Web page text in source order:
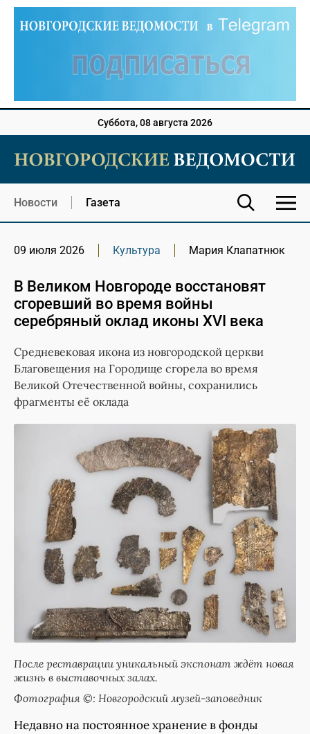
Суббота, 08 августа 2026
Новости Газета
09 июля 2026 Культура Мария Клапатнюк
В Великом Новгороде восстановят
сгоревший во время войны
серебряный оклад иконы XVI века
Средневековая икона из новгородской церкви
Благовещения на Городище сгорела во время
Великой Отечественной войны, сохранились
фрагменты её оклада
После реставрации уникальный экспонат ждёт новая
жизнь в выставочных залах.
Фотография ©: Новгородский музей-заповедник
Недавно на постоянное хранение в фонды